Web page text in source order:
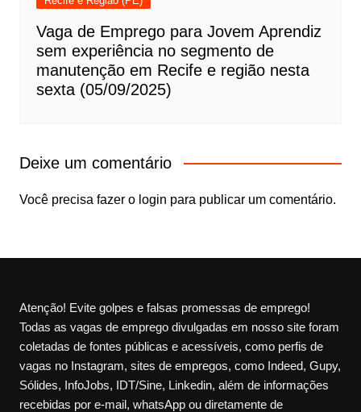
Vaga de Emprego para Jovem Aprendiz
sem experiência no segmento de
manutenção em Recife e região nesta
sexta (05/09/2025)
Deixe um comentário
Você precisa fazer o login para publicar um comentário.
Atenção! Evite golpes e falsas promessas de emprego!
Todas as vagas de emprego divulgadas em nosso site foram
coletadas de fontes públicas e acessíveis, como perfis de
vagas no Instagram, sites de empregos, como Indeed, Gupy,
Sólides, InfoJobs, IDT/Sine, Linkedin, além de informações
recebidas por e-mail, whatsApp ou diretamente de